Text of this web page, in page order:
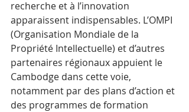
recherche et à l’innovation
apparaissent indispensables. L’OMPI
(Organisation Mondiale de la
Propriété Intellectuelle) et d’autres
partenaires régionaux appuient le
Cambodge dans cette voie,
notamment par des plans d’action et
des programmes de formation